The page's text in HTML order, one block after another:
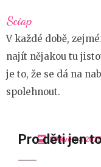
na
obsah
(stiskněte
Enter)
Sciap
V každé době,
najít nějakou tu
je to, že se dá na
spolehnout.
29 května 2025
Pro děti jen